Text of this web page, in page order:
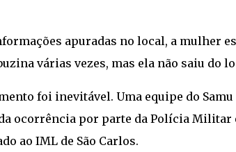
apuradas no local, a mulher
várias vezes, mas ela não saiu do
foi inevitável. Uma equipe do
ocorrência por parte da Polícia
ao IML de São Carlos.